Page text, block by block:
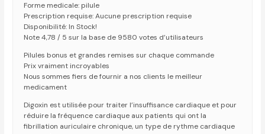
Forme medicale: pilule
Prescription requise: Aucune prescription requise
Disponibilité: In Stock!
Note 4,78 / 5 sur la base de 9580 votes d’utilisateurs
Pilules bonus et grandes remises sur chaque commande
Prix vraiment incroyables
Nous sommes fiers de fournir a nos clients le meilleur
medicament
Digoxin est utilisée pour traiter l’insuffisance cardiaque et pour
réduire la fréquence cardiaque aux patients qui ont la
fibrillation auriculaire chronique, un type de rythme cardiaque